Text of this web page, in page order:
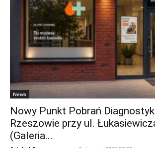
News
Nowy Punkt Pobrań
Rzeszowie przy ul.
(Galeria...